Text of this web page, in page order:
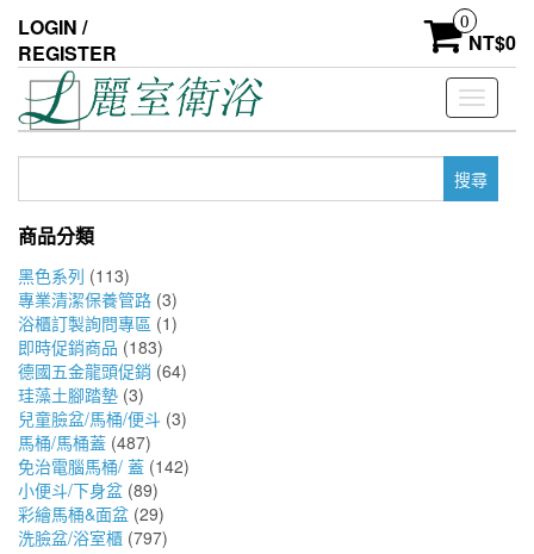
the
content
LOGIN /
REGISTER
0
NT$0
Toggle
鍵
商品分類
黑色系列 (113)
專業清潔保養管路 (3)
浴櫃訂製詢問專區 (1)
即時促銷商品 (183)
德國五金龍頭促銷 (64)
珪藻土腳踏墊 (3)
兒童臉盆/馬桶/便斗 (3)
馬桶/馬桶蓋 (487)
免治電腦馬桶/ 蓋 (142)
小便斗/下身盆 (89)
彩繪馬桶&面盆 (29)
洗臉盆/浴室櫃 (797)